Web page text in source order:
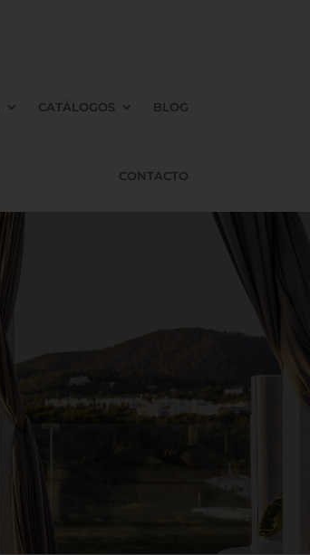
CATÁLOGOS BLOG
CONTACTO